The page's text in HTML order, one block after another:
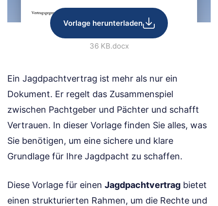
Vorlage herunterladen
36 KB.docx
Ein Jagdpachtvertrag ist mehr als nur ein
Dokument. Er regelt das Zusammenspiel
zwischen Pachtgeber und Pächter und schafft
Vertrauen. In dieser Vorlage finden Sie alles, was
Sie benötigen, um eine sichere und klare
Grundlage für Ihre Jagdpacht zu schaffen.
Diese Vorlage für einen Jagdpachtvertrag bietet
einen strukturierten Rahmen, um die Rechte und